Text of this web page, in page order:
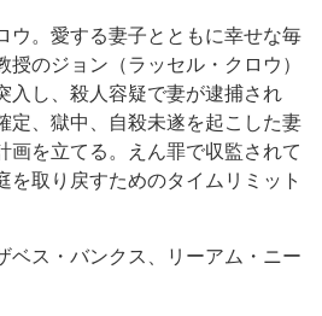
。愛する妻子とともに幸せな毎
授のジョン（ラッセル・クロウ）
入し、殺人容疑で妻が逮捕され
定、獄中、自殺未遂を起こした妻
画を立てる。えん罪で収監されて
を取り戻すためのタイムリミット
ス・バンクス、リーアム・ニー